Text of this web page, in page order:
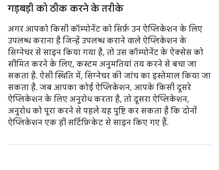
गड़बड़ी को ठीक करने के तरीके
अगर आपको किसी कॉम्पोनेंट को सिर्फ़ उन ऐप्लिकेशन के लिए
उपलब्ध कराना है जिन्हें उपलब्ध कराने वाले ऐप्लिकेशन के
सिग्नेचर से साइन किया गया है, तो उस कॉम्पोनेंट के ऐक्सेस को
सीमित करने के लिए, कस्टम अनुमतियां तय करने से बचा जा
सकता है. ऐसी स्थिति में, सिग्नेचर की जांच का इस्तेमाल किया जा
सकता है. जब आपका कोई ऐप्लिकेशन, आपके किसी दूसरे
ऐप्लिकेशन के लिए अनुरोध करता है, तो दूसरा ऐप्लिकेशन,
अनुरोध को पूरा करने से पहले यह पुष्टि कर सकता है कि दोनों
ऐप्लिकेशन एक ही सर्टिफ़िकेट से साइन किए गए हैं.